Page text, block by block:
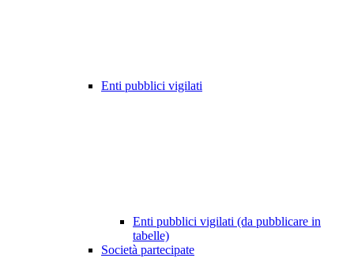
Enti pubblici vigilati
Enti pubblici vigilati (da pubblicare in
tabelle)
Società partecipate